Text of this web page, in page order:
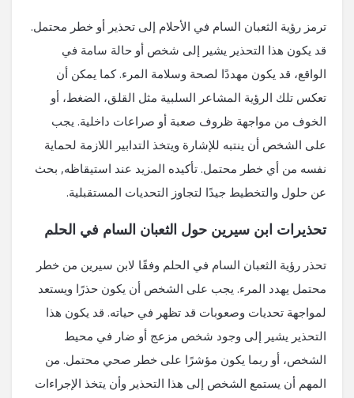
ترمز رؤية الثعبان السام في الأحلام إلى تحذير أو خطر محتمل.
قد يكون هذا التحذير يشير إلى شخص أو حالة سامة في
الواقع، قد يكون مهددًا لصحة وسلامة المرء. كما يمكن أن
تعكس تلك الرؤية المشاعر السلبية مثل القلق، الضغط، أو
الخوف من مواجهة ظروف صعبة أو صراعات داخلية. يجب
على الشخص أن ينتبه للإشارة ويتخذ التدابير اللازمة لحماية
نفسه من أي خطر محتمل. تأكيده المزيد عند استيقاظه, بحث
عن حلول والتخطيط جيدًا لتجاوز التحديات المستقبلية.
تحذيرات ابن سيرين حول الثعبان السام في الحلم
تحذر رؤية الثعبان السام في الحلم وفقًا لابن سيرين من خطر
محتمل يهدد المرء. يجب على الشخص أن يكون حذرًا ويستعد
لمواجهة تحديات وصعوبات قد تظهر في حياته. قد يكون هذا
التحذير يشير إلى وجود شخص مزعج أو ضار في محيط
الشخص، أو ربما يكون مؤشرًا على خطر صحي محتمل. من
المهم أن يستمع الشخص إلى هذا التحذير وأن يتخذ الإجراءات